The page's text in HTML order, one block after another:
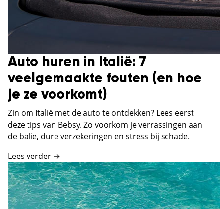
Auto huren in Italië: 7
veelgemaakte fouten (en hoe
je ze voorkomt)
Zin om Italië met de auto te ontdekken? Lees eerst
deze tips van Bebsy. Zo voorkom je verrassingen aan
de balie, dure verzekeringen en stress bij schade.
Lees verder →